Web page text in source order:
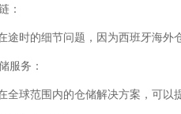
：
途时的细节问题，因为西班牙海外
服务：
全球范围内的仓储解决方案，可以